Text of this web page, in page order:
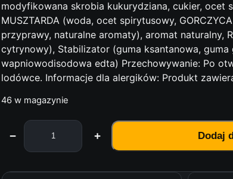
modyfikowana skrobia kukurydziana, cukier, ocet
MUSZTARDA (woda, ocet spirytusowy,
przyprawy, naturalne aromaty), aromat naturalny,
cytrynowy), Stabilizator (guma ksantanowa, guma
wapniowodisodowa edta) Przechowywanie: Po
lodówce. Informacje dla alergików: Produkt
46 w magazynie
o
− + Dodaj